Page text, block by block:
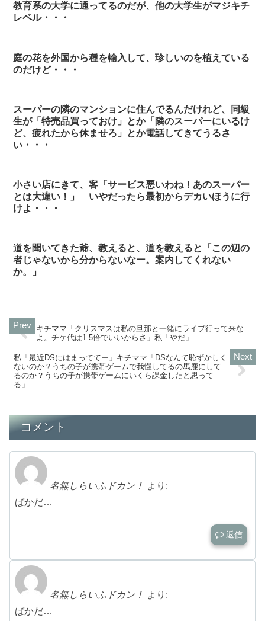
教育系の大学に通ってるのだが、他の大学生がマジキチ
レベル・・・
庭の花を外国から種を輸入して、珍しいのを植えている
のだけど・・・
スーパーの隣のマンションに住んでるんだけれど、同級
生が「特売品買っておけ」とか「隣のスーパーにいるけ
ど、疲れたから休ませろ」とか電話してきてうるさ
い・・・
小さい店にきて、客「サービス悪いわね！あのスーパー
とは大違い！」 いやだったら最初からデカいほうに行
けよ・・・
道を聞いてきた爺、教えると、道を教えると「この辺の
者じゃないから分からないなー。案内してくれない
か。」
キチママ「クリスマスは私の旦那と一緒にライブ行って来な
よ。チケ代は1.5倍でいいからさ」私「やだ」
私「最近DSにはまっててー」キチママ「DSなんて恥ずかしく
ないのか？うちの子が携帯ゲームで我慢してるの馬鹿にして
るのか？うちの子が携帯ゲームにいくら課金したと思って
る」
コメント
名無しらいふドカン！ より:
ばかだ…
返信
名無しらいふドカン！ より:
ばかだ…